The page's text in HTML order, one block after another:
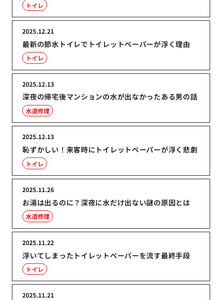
トイレ
最新の節水トイレでトイレットペーパーが浮く理由
2025.12.21
トイレ
深夜の帰宅後マンションの水が出なかったある男の話
2025.12.13
水道修理
恥ずかしい！来客時にトイレットペーパーが浮く悲劇
2025.12.13
トイレ
お湯は出るのに？深夜に水だけ出ない謎の原因とは
2025.11.26
水道修理
浮いてしまったトイレットペーパーを流す最終手段
2025.11.22
トイレ
2025.11.21